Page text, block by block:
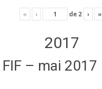
« ‹ de2 › »
2017
– mai 2017